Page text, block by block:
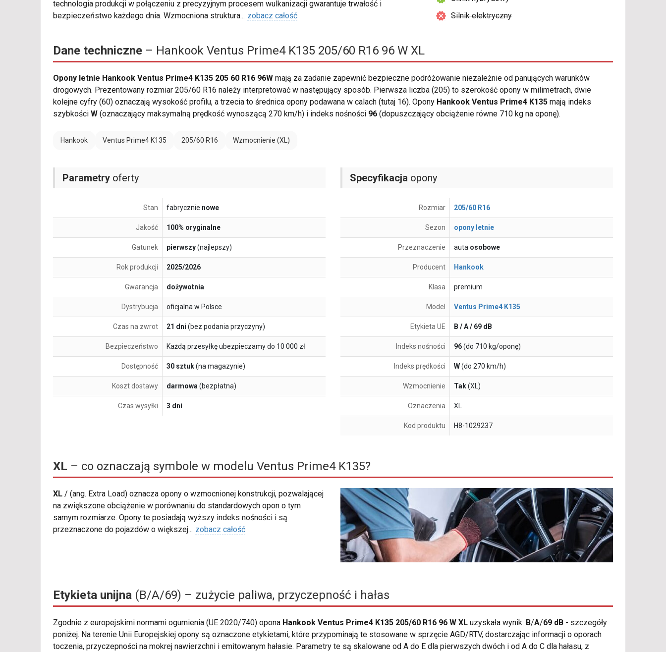
technologia produkcji w połączeniu z precyzyjnym procesem wulkanizacji gwarantuje trwałość i
bezpieczeństwo każdego dnia. Wzmocniona struktura... zobacz całość
Silnik elektryczny
Dane techniczne – Hankook Ventus Prime4 K135 205/60 R16 96 W XL
Opony letnie Hankook Ventus Prime4 K135 205 60 R16 96W mają za zadanie zapewnić bezpieczne podróżowanie niezależnie od panujących warunków
drogowych. Prezentowany rozmiar 205/60 R16 należy interpretować w następujący sposób. Pierwsza liczba (205) to szerokość opony w milimetrach, dwie
kolejne cyfry (60) oznaczają wysokość profilu, a trzecia to średnica opony podawana w calach (tutaj 16). Opony Hankook Ventus Prime4 K135 mają indeks
szybkości W (oznaczający maksymalną prędkość wynoszącą 270 km/h) i indeks nośności 96 (dopuszczający obciążenie równe 710 kg na oponę).
Hankook Ventus Prime4 K135 205/60 R16 Wzmocnienie (XL)
Parametry oferty
Stan fabrycznie nowe
Jakość 100% oryginalne
Gatunek pierwszy(najlepszy)
Rok produkcji 2025/2026
Gwarancja dożywotnia
Dystrybucja oficjalna w Polsce
Czas na zwrot 21 dni (bez podania przyczyny)
Bezpieczeństwo Każdą przesyłkę ubezpieczamy do 10 000 zł
Dostępność 30 sztuk(na magazynie)
Koszt dostawy darmowa(bezpłatna)
Czas wysyłki 3 dni
Specyfikacja opony
Rozmiar 205/60 R16
Sezon opony letnie
Przeznaczenie auta osobowe
Producent Hankook
Klasa premium
Model Ventus Prime4 K135
Etykieta UE B / A / 69 dB
Indeks nośności 96(do 710 kg/oponę)
Indeks prędkości W(do 270 km/h)
Wzmocnienie Tak(XL)
Oznaczenia XL
Kod produktu H8-1029237
XL – co oznaczają symbole w modelu Ventus Prime4 K135?
XL / (ang. Extra Load) oznacza opony o wzmocnionej konstrukcji, pozwalającej
na zwiększone obciążenie w porównaniu do standardowych opon o tym
samym rozmiarze. Opony te posiadają wyższy indeks nośności i są
przeznaczone do pojazdów o większej... zobacz całość
Etykieta unijna (B/A/69) – zużycie paliwa, przyczepność i hałas
Zgodnie z europejskimi normami ogumienia (UE 2020/740) opona Hankook Ventus Prime4 K135 205/60 R16 96 W XL uzyskała wynik: B/A/69 dB - szczegóły
poniżej. Na terenie Unii Europejskiej opony są oznaczone etykietami, które przypominają te stosowane w sprzęcie AGD/RTV, dostarczając informacji o oporach
toczenia, przyczepności na mokrej nawierzchni i emitowanym hałasie. Parametry te są skalowane od A do E dla pierwszych dwóch i od A do C dla hałasu, z